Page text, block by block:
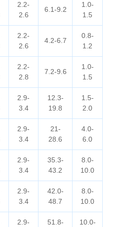
2.2-
2.6
6.1-9.2
1.0-
1.5
2.2-
2.6
4.2-6.7
0.8-
1.2
2.2-
2.8
7.2-9.6
1.0-
1.5
2.9-
3.4
12.3-
19.8
1.5-
2.0
2.9-
3.4
21-
28.6
4.0-
6.0
2.9-
3.4
35.3-
43.2
8.0-
10.0
2.9-
3.4
42.0-
48.7
8.0-
10.0
2.9-
51.8-
10.0-